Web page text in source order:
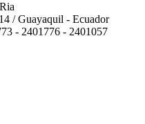
/ Guayaquil - Ecuador
- 2401776 - 2401057